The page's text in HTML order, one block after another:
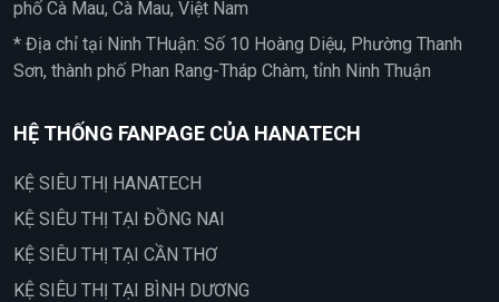
phố Cà Mau, Cà Mau, Việt Nam
* Địa chỉ tại Ninh THuận: Số 10 Hoàng Diệu, Phường Thanh
Sơn, thành phố Phan Rang-Tháp Chàm, tỉnh Ninh Thuận
HỆ THỐNG FANPAGE CỦA HANATECH
KỆ SIÊU THỊ HANATECH
KỆ SIÊU THỊ TẠI ĐỒNG NAI
KỆ SIÊU THỊ TẠI CẦN THƠ
KỆ SIÊU THỊ TẠI BÌNH DƯƠNG